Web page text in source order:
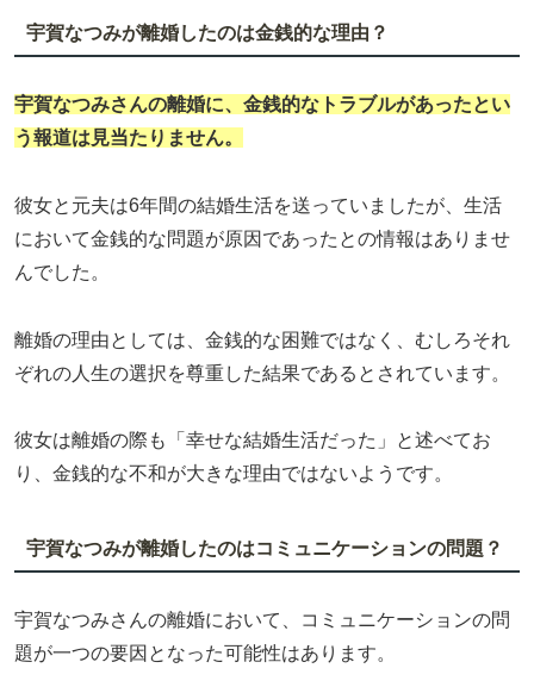
宇賀なつみが離婚したのは金銭的な理由？
宇賀なつみさんの離婚に、金銭的なトラブルがあったとい
う報道は見当たりません。
彼女と元夫は6年間の結婚生活を送っていましたが、生活
において金銭的な問題が原因であったとの情報はありませ
んでした。
離婚の理由としては、金銭的な困難ではなく、むしろそれ
ぞれの人生の選択を尊重した結果であるとされています。
彼女は離婚の際も「幸せな結婚生活だった」と述べてお
り、金銭的な不和が大きな理由ではないようです。
宇賀なつみが離婚したのはコミュニケーションの問題？
宇賀なつみさんの離婚において、コミュニケーションの問
題が一つの要因となった可能性はあります。